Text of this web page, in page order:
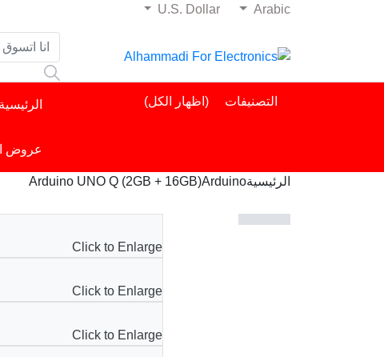
Arabic
U.S. Dollar
التصنيفات (اظهار الكل) الرئيسية
عروض
الرئيسيةArduino
Arduino UNO Q (2GB + 16GB)
Click to Enlarge
Click to Enlarge
Click to Enlarge